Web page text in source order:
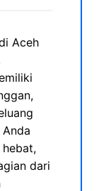
Aceh
dari